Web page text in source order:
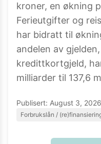
kroner, en økning
Ferieutgifter og
har bidratt til
andelen av
kredittkortgjeld,
milliarder til 137,6
Publisert: August 3, 2026
Forbrukslån /